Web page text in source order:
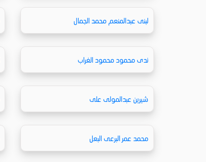
لبنى عبدالمنعم محمد الجمال
ندى محمود محمود الغراب
شيرين عبدالمولى على
محمد عمر البرعى البعل